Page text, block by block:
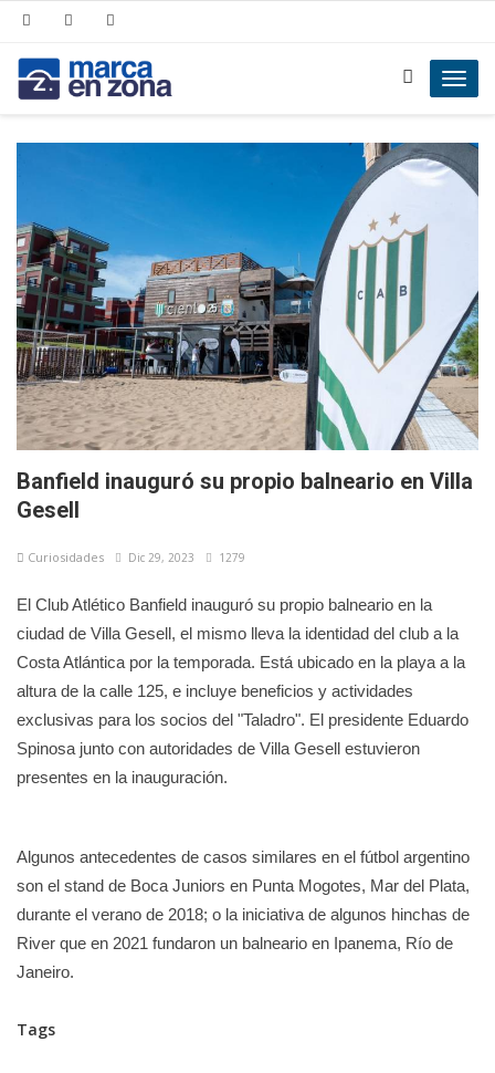
Banfield inauguró su propio balneario en Villa
Gesell
Curiosidades Dic 29, 2023 1279
El Club Atlético Banfield inauguró su propio balneario en la
ciudad de Villa Gesell, el mismo lleva la identidad del club a la
Costa Atlántica por la temporada. Está ubicado en la playa a la
altura de la calle 125, e incluye beneficios y actividades
exclusivas para los socios del "Taladro". El presidente Eduardo
Spinosa junto con autoridades de Villa Gesell estuvieron
presentes en la inauguración.
Algunos antecedentes de casos similares en el fútbol argentino
son el stand de Boca Juniors en Punta Mogotes, Mar del Plata,
durante el verano de 2018; o la iniciativa de algunos hinchas de
River que en 2021 fundaron un balneario en Ipanema, Río de
Janeiro.
Tags